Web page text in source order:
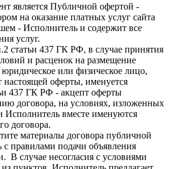
является Публичной офертой -
на оказание платных услуг сайта
- Исполнитель и содержит все
услуг.
статьи 437 ГК РФ, в случае принятия
и расценок на размещение
или физическое лицо,
настоящей оферты, именуется
437 ГК РФ - акцепт оферты
договора, на условиях, изложенных
Исполнитель вместе именуются
договора.
материалы договора публичной
с правилами подачи объявления
В случае несогласия с условиями